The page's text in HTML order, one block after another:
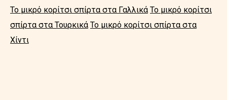
Το μικρό κορίτσι σπίρτα στα Γαλλικά Το μικρό κορίτσι
σπίρτα στα Τουρκικά Το μικρό κορίτσι σπίρτα στα
Χίντι